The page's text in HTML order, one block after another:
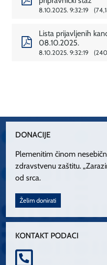
8.10.2025. 9:32:19
Lista prijavljenih
08.10.2025.
8.10.2025. 9:32:19
DONACIJE
Plemenitim činom
zdravstvenu zaštitu.
od srca.
Želim donirati
KONTAKT PODACI